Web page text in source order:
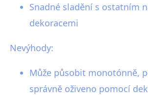
Snadné sladění s ostatním
dekoracemi
Nevýhody:
Může působit monotónně,
správně oživeno pomocí